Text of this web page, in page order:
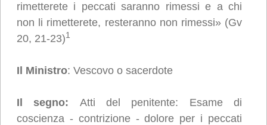
rimetterete i peccati saranno rimessi e a chi
non li rimetterete, resteranno non rimessi» (Gv
20, 21-23)1
Il Ministro: Vescovo o sacerdote
Il segno: Atti del penitente: Esame di
coscienza - contrizione - dolore per i peccati